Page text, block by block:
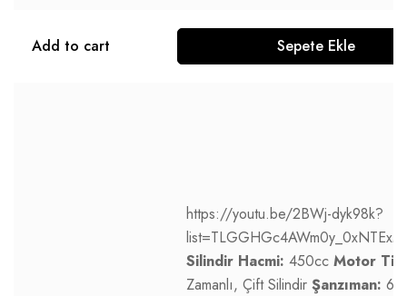
Add to cart Sepete Ekle
https://youtu.be/2BWj-dyk98k?
Silindir Hacmi: 450cc Motor
Zamanlı, Çift Silindir Şanzıman: 6